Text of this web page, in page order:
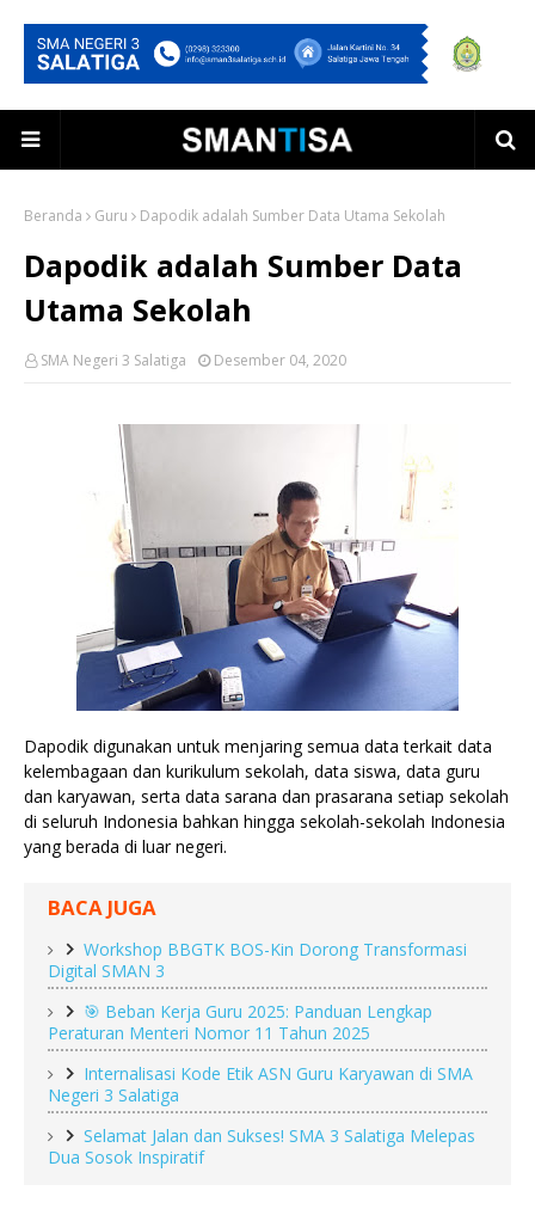
Beranda Guru Dapodik adalah Sumber Data Utama Sekolah
Dapodik adalah Sumber Data
Utama Sekolah
SMA Negeri 3 Salatiga Desember 04, 2020
Dapodik digunakan untuk menjaring semua data terkait data
kelembagaan dan kurikulum sekolah, data siswa, data guru
dan karyawan, serta data sarana dan prasarana setiap sekolah
di seluruh Indonesia bahkan hingga sekolah-sekolah Indonesia
yang berada di luar negeri.
BACA JUGA
Workshop BBGTK BOS-Kin Dorong Transformasi
Digital SMAN 3
🎯 Beban Kerja Guru 2025: Panduan Lengkap
Peraturan Menteri Nomor 11 Tahun 2025
Internalisasi Kode Etik ASN Guru Karyawan di SMA
Negeri 3 Salatiga
Selamat Jalan dan Sukses! SMA 3 Salatiga Melepas
Dua Sosok Inspiratif